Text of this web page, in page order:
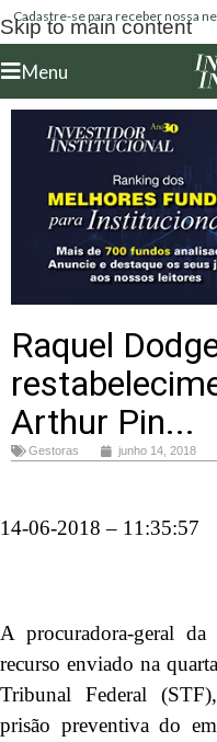
Skip to main content
Cadastre-se para receber nossa
Menu
Raquel
Arthur Pin...
Gestoras junho 14, 2018
14-06-2018 – 11:35:57
A procuradora-geral
recurso enviado na
Tribunal Federal
prisão preventiva do